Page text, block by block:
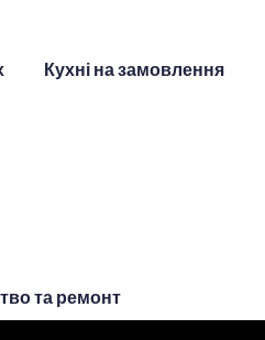
Кухні на замовлення
та ремонт